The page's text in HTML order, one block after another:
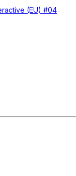
(EU) #04